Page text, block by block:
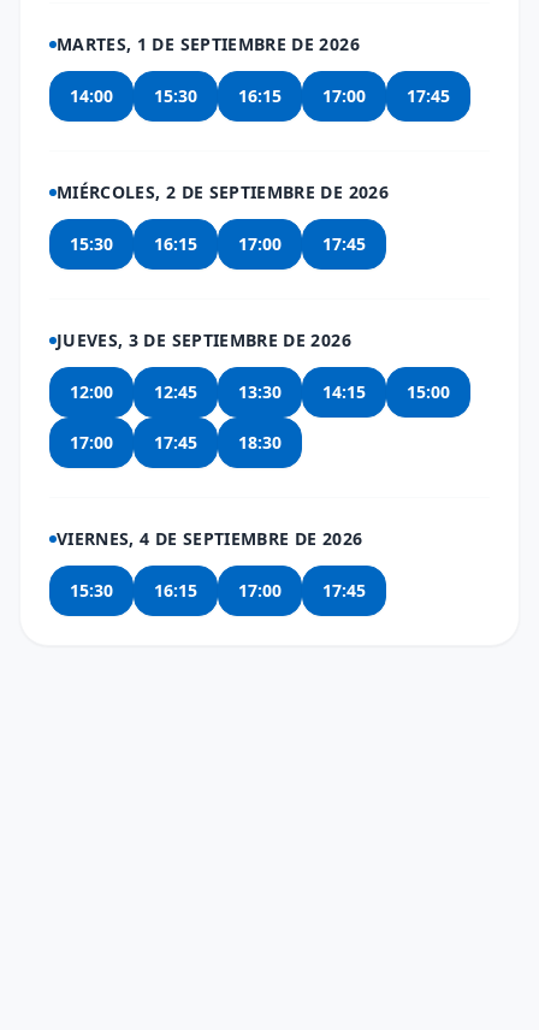
MARTES, 1 DE SEPTIEMBRE DE 2026
14:00 15:30 16:15 17:00 17:45
MIÉRCOLES, 2 DE SEPTIEMBRE DE 2026
15:30 16:15 17:00 17:45
JUEVES, 3 DE SEPTIEMBRE DE 2026
12:00 12:45 13:30 14:15 15:00
17:00 17:45 18:30
VIERNES, 4 DE SEPTIEMBRE DE 2026
15:30 16:15 17:00 17:45